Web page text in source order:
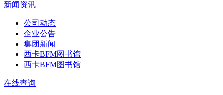
新闻资讯
公司动态
企业公告
集团新闻
西卡BFM图书馆
西卡BFM图书馆
在线查询